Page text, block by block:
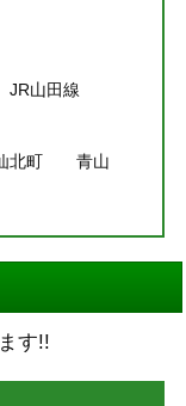
JR山田線
北町
青山
す!!